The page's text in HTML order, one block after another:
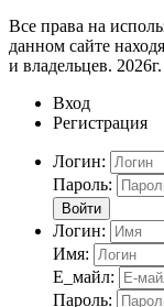
Все права на
данном сайте
и владельцев. 2026г.
Вход
Регистрация
Логин:
Пароль:
Войти
Логин:
Имя:
Е_майл:
Пароль: